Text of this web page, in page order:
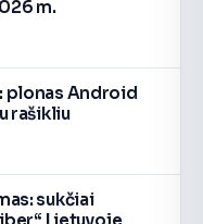
m.
plonas Android
rašikliu
sukčiai